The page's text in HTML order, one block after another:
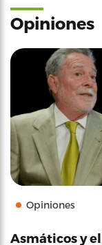
Opiniones
Opiniones
Asmáticos y